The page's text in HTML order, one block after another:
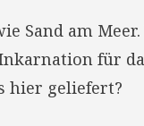
Sand am
für
hier geliefert?